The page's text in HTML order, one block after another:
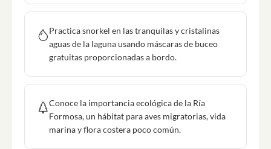
Practica snorkel en las tranquilas y cristalinas
aguas de la laguna usando máscaras de buceo
gratuitas proporcionadas a bordo.
Conoce la importancia ecológica de la Ría
Formosa, un hábitat para aves migratorias, vida
marina y flora costera poco común.